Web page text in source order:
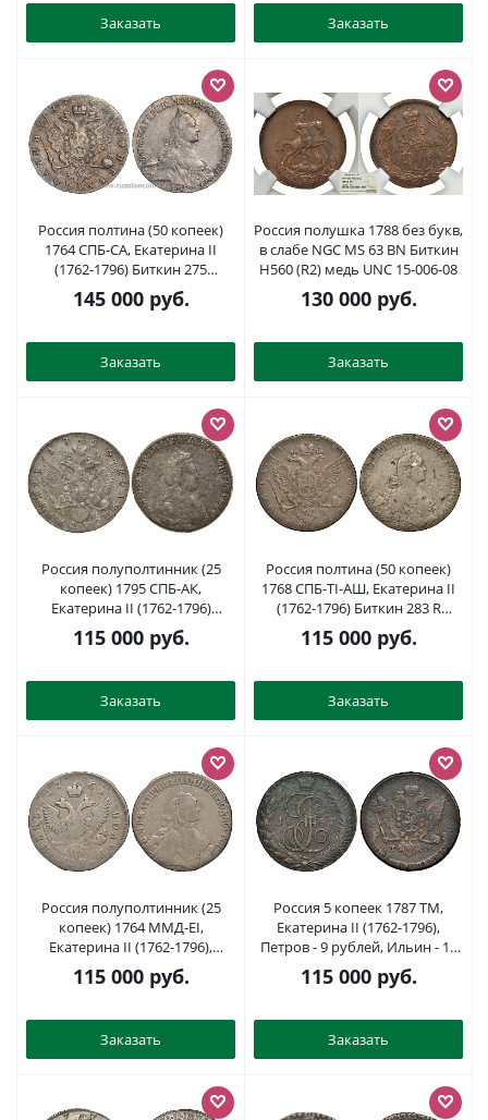
Заказать Заказать
Россия полтина (50 копеек)
1764 СПБ-СА, Екатерина II
(1762-1796) Биткин 275
серебро 10-005-71
145 000руб.
Заказать
Россия полушка 1788 без букв,
в слабе NGC MS 63 BN Биткин
Н560 (R2) медь UNC 15-006-08
130 000руб.
Заказать
Россия полуполтинник (25
копеек) 1795 СПБ-АК,
Екатерина II (1762-1796)
Биткин 360 серебро 10-011-31
115 000руб.
Заказать
Россия полтина (50 копеек)
1768 СПБ-TI-АШ, Екатерина II
(1762-1796) Биткин 283 R
серебро 10-015-44
115 000руб.
Заказать
Россия полуполтинник (25
копеек) 1764 ММД-ЕI,
Екатерина II (1762-1796),
Ильин 15 рублей Биткин 139
R2 серебро 10-016-32
115 000руб.
Заказать
Россия 5 копеек 1787 ТМ,
Екатерина II (1762-1796),
Петров - 9 рублей, Ильин - 10
рублей Биткин 854 R1 медь 10-
015-21
115 000руб.
Заказать